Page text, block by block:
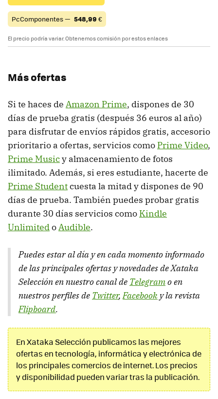
PcComponentes — 548,99 €
El precio podría variar. Obtenemos comisión por estos enlaces
Más ofertas
Si te haces de Amazon Prime, dispones de 30
días de prueba gratis (después 36 euros al año)
para disfrutar de envíos rápidos gratis, accesorio
prioritario a ofertas, servicios como Prime Video,
Prime Musicy almacenamiento de fotos
ilimitado. Además, si eres estudiante, hacerte de
Prime Studentcuesta la mitad y dispones de 90
días de prueba. También puedes probar gratis
durante 30 días servicios como Kindle
UnlimitedoAudible.
Puedes estar al día y en cada momento informado
de las principales ofertas y novedades de Xataka
Selección en nuestro canal de Telegramo en
nuestros perfiles de Twitter,Facebook y la revista
Flipboard.
En Xataka Selección publicamos las mejores
ofertas en tecnología, informática y electrónica de
los principales comercios de internet. Los precios
y disponibilidad pueden variar tras la publicación.